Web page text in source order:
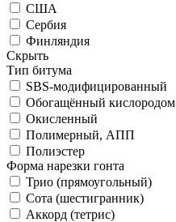
США
Сербия
Финляндия
Скрыть
Тип битума
SBS-модифицированный
Обогащённый кислородом
Окисленный
Полимерный, АПП
Полиэстер
Форма нарезки гонта
Трио (прямоугольный)
Сота (шестигранник)
Аккорд (тетрис)